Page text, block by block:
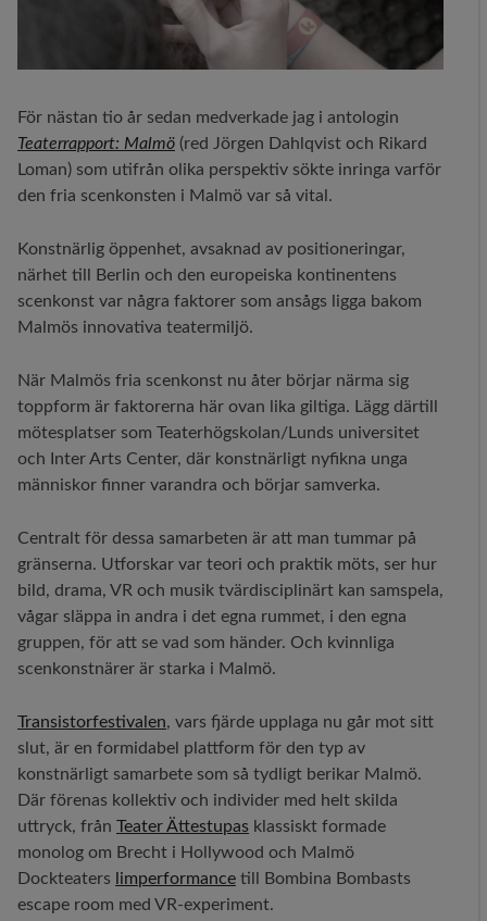
För nästan tio år sedan medverkade jag i antologin
Teaterrapport: Malmö (red Jörgen Dahlqvist och Rikard
Loman) som utifrån olika perspektiv sökte inringa varför
den fria scenkonsten i Malmö var så vital.
Konstnärlig öppenhet, avsaknad av positioneringar,
närhet till Berlin och den europeiska kontinentens
scenkonst var några faktorer som ansågs ligga bakom
Malmös innovativa teatermiljö.
När Malmös fria scenkonst nu åter börjar närma sig
toppform är faktorerna här ovan lika giltiga. Lägg därtill
mötesplatser som Teaterhögskolan/Lunds universitet
och Inter Arts Center, där konstnärligt nyfikna unga
människor finner varandra och börjar samverka.
Centralt för dessa samarbeten är att man tummar på
gränserna. Utforskar var teori och praktik möts, ser hur
bild, drama, VR och musik tvärdisciplinärt kan samspela,
vågar släppa in andra i det egna rummet, i den egna
gruppen, för att se vad som händer. Och kvinnliga
scenkonstnärer är starka i Malmö.
Transistorfestivalen, vars fjärde upplaga nu går mot sitt
slut, är en formidabel plattform för den typ av
konstnärligt samarbete som så tydligt berikar Malmö.
Där förenas kollektiv och individer med helt skilda
uttryck, från Teater Ättestupas klassiskt formade
monolog om Brecht i Hollywood och Malmö
Dockteaters limperformance till Bombina Bombasts
escape room med VR-experiment.